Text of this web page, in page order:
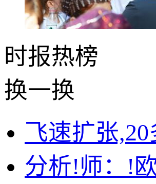
时报热榜
换一换
飞速扩张
分析!师：!